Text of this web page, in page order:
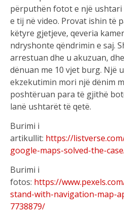
përputhën fotot e një ushtari
e tij në video. Provat ishin të
këtyre gjetjeve, qeveria
ndryshonte qëndrimin e saj.
arrestuan dhe u akuzuan,
dënuan me 10 vjet burg. Një
ekzekutimin mori një dënim
poshtëruan para të gjithë
lanë ushtarët të qetë.
Burimi i
artikullit: https://
google-maps-solved-the-
Burimi i
fotos: https://
stand-with-navigation-map-
7738879/